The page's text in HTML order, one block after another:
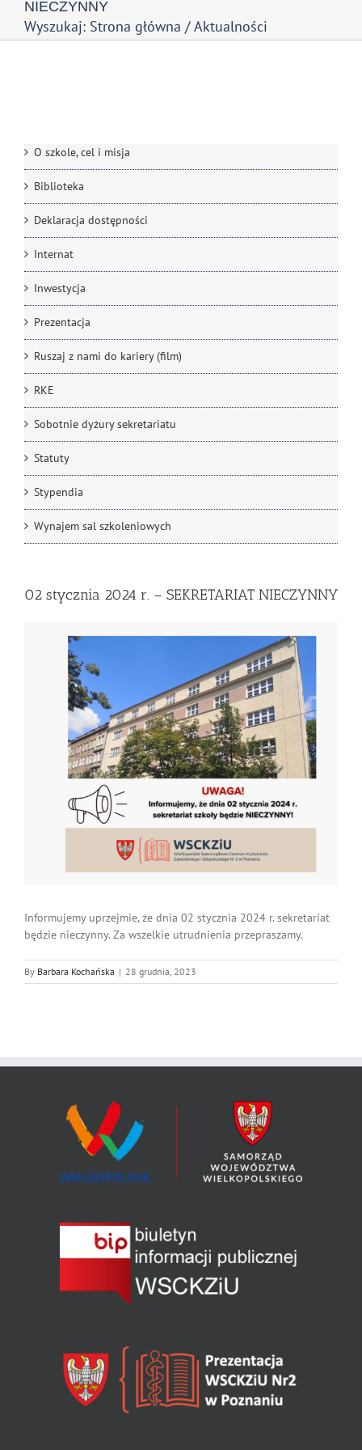
NIECZYNNY
Wyszukaj: Strona główna Aktualności
02 stycznia 2024 r. – SEKRETARIAT NIECZYNNY
Informujemy uprzejmie, że dnia 02 stycznia 2024 r. sekretariat
będzie nieczynny. Za wszelkie utrudnienia przepraszamy.
By Barbara Kochańska | 28 grudnia, 2023
O szkole, cel i misja
Biblioteka
Deklaracja dostępności
Internat
Inwestycja
Prezentacja
Ruszaj z nami do kariery (film)
RKE
Sobotnie dyżury sekretariatu
Statuty
Stypendia
Wynajem sal szkoleniowych